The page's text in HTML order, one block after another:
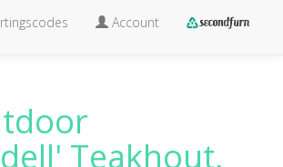
Account
Teakhout,